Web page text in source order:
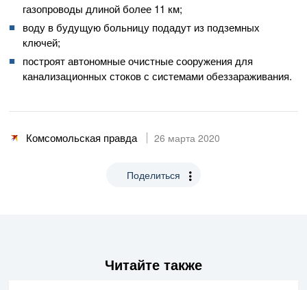
газопроводы длиной более 11 км;
воду в будущую больницу подадут из подземных
ключей;
построят автономные очистные сооружения для
канализационных стоков с системами обеззараживания.
Комсомольская правда 26 марта 2020
Поделиться
Читайте также